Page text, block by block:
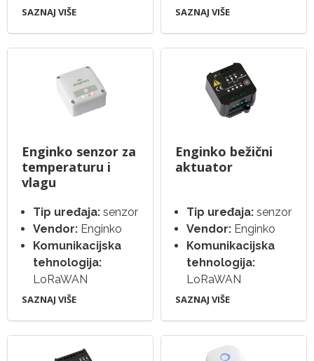
SAZNAJ VIŠE SAZNAJ VIŠE
Enginko senzor za
temperaturu i
vlagu
Tip uređaja: senzor
Vendor: Enginko
Komunikacijska
tehnologija:
LoRaWAN
SAZNAJ VIŠE
Enginko bežični
aktuator
Tip uređaja: senzor
Vendor: Enginko
Komunikacijska
tehnologija:
LoRaWAN
SAZNAJ VIŠE